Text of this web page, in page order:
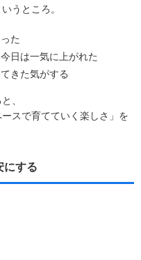
いうところ。
た
日は一気に上がれた
きた気がする
、
スで育てていく楽しさ」を
にする